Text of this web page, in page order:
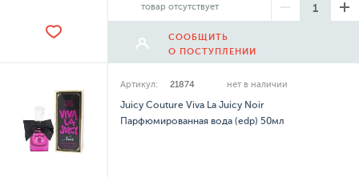
товар отсутствует
СООБЩИТЬ
О ПОСТУПЛЕНИИ
Артикул: 21874 нет в наличии
Juicy Couture Viva La Juicy Noir
Парфюмированная вода (edp) 50мл